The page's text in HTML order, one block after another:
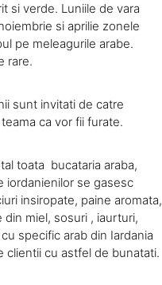
si verde. Luniile de vara
si aprilie zonele
pe meleagurile arabe.
rare.
sunt invitati de catre
ca vor fii furate.
toata bucataria araba,
iordanienilor se gasesc
insiropate, paine aromata,
miel, sosuri , iaurturi,
specific arab din Iardania
clientii cu astfel de bunatati.